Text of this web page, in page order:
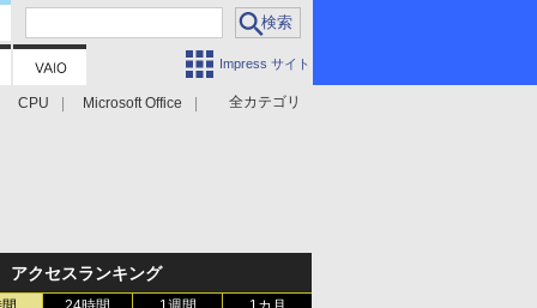
Impress サイト
全カテゴリ
CPU Microsoft Office
アクセスランキング